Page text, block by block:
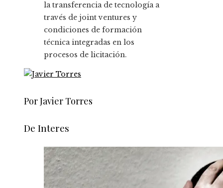
la transferencia de tecnología a
través de joint ventures y
condiciones de formación
técnica integradas en los
procesos de licitación.
Por Javier Torres
De Interes